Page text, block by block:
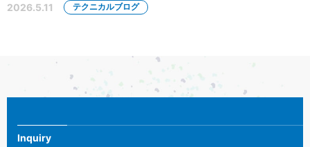
2026.5.11 テクニカルブログ
Inquiry